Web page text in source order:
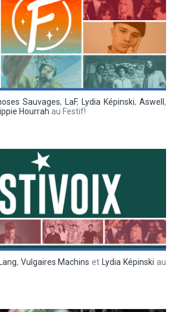
Sauvages, LaF, Lydia Képinski, Aswell ,
Hourrah au Festif!
, Vulgaires Machins et Lydia Képinski au